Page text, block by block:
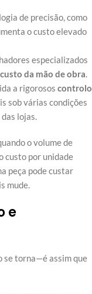
de precisão, como
o custo elevado
especializados
custo da mão de obra.
a rigorosos controlo
sob várias condições
lojas.
o volume de
custo por unidade
peça pode custar
mude.
e
se torna—é assim que